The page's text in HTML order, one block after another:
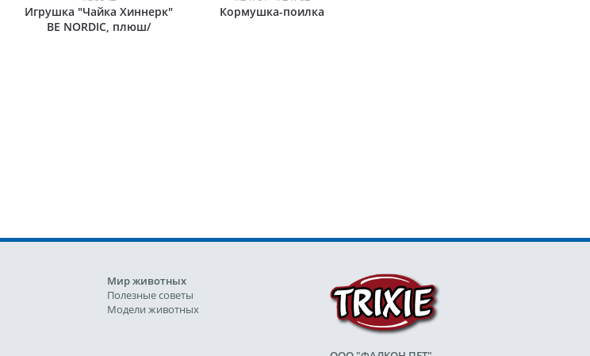
Игрушка "Чайка Хиннерк"
BE NORDIC, плюш/
Кормушка-поилка
Мир животных
Полезные советы
Модели животных